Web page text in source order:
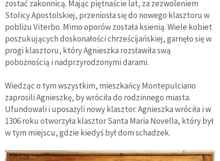
zostać zakonnicą. Mając piętnaście lat, za zezwoleniem
Stolicy Apostolskiej, przeniosła się do nowego klasztoru w
pobliżu Viterbo. Mimo oporów została ksienią. Wiele kobiet
poszukujących doskonałości chrześcijańskiej, garnęło się w
progi klasztoru, który Agnieszka rozsławiła swą
pobożnością i nadprzyrodzonymi darami.
Wiedząc o tym wszystkim, mieszkańcy Montepulciano
zaprosili Agnieszkę, by wróciła do rodzinnego miasta.
Ufundowali i uposażyli nowy klasztor. Agnieszka wróciła i w
1306 roku otworzyła klasztor Santa Maria Novella, który był
w tym miejscu, gdzie kiedyś był dom schadzek.